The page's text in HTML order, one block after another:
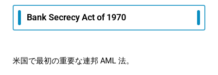
Bank Secrecy Act of 1970
米国で最初の重要な連邦 AML 法。